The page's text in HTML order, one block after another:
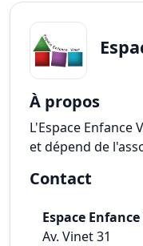
À propos
L'Espace Enfance
et dépend de
Contact
Espace
Av. Vinet 31